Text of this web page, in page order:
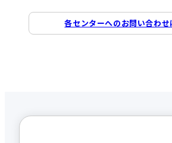
各センターへのお問い合わせ